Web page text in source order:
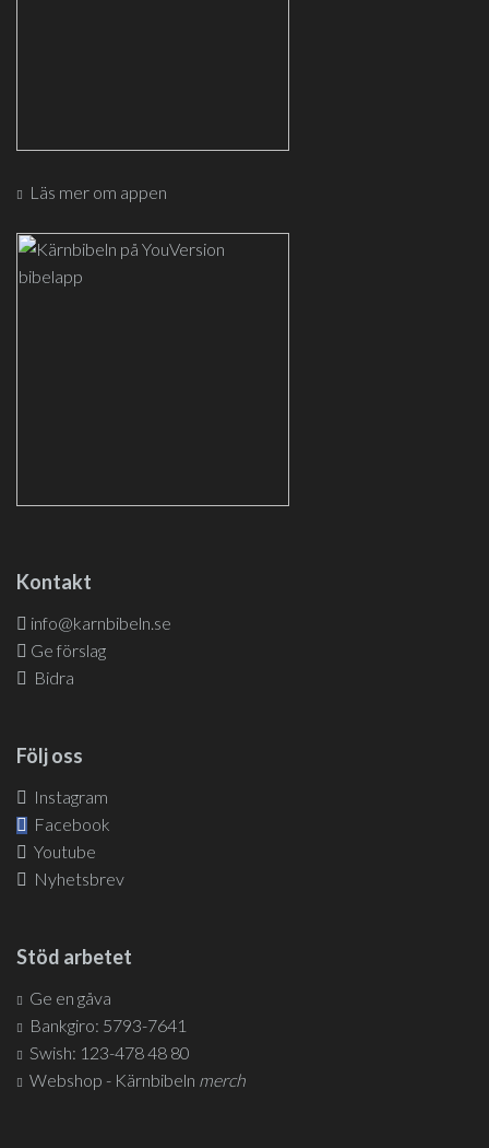
Läs mer om appen
Kontakt
info@karnbibeln.se
Ge förslag
Bidra
Följ oss
Instagram
Facebook
Youtube
Nyhetsbrev
Stöd arbetet
Ge en gåva
Bankgiro: 5793-7641
Swish: 123-478 48 80
Webshop - Kärnbibeln merch